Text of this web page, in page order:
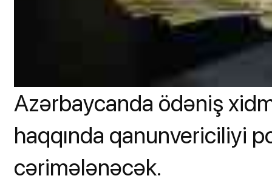
Azərbaycanda ödəniş
haqqında qanunvericiliyi
cərimələnəcək.